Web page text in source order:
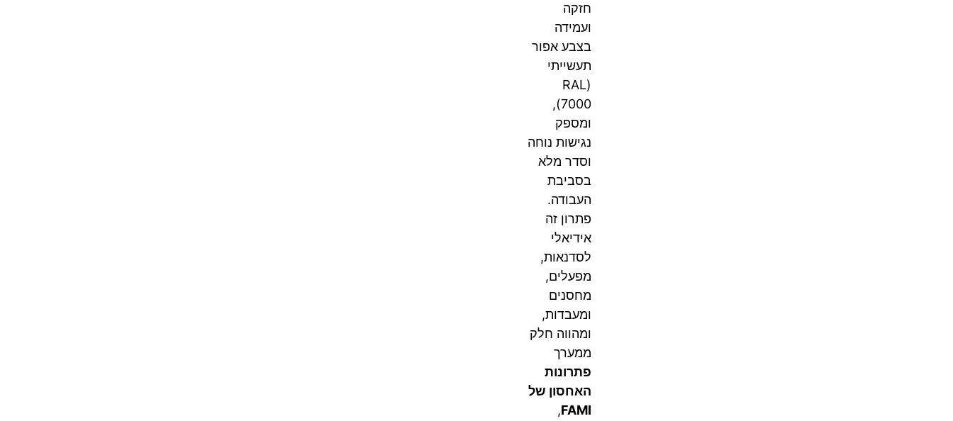
חזקה
ועמידה
בצבע אפור
תעשייתי
(RAL
7000),
ומספק
נגישות נוחה
וסדר מלא
בסביבת
העבודה.
פתרון זה
אידיאלי
לסדנאות,
מפעלים,
מחסנים
ומעבדות,
ומהווה חלק
ממערך
פתרונות
האחסון של
FAMI
,